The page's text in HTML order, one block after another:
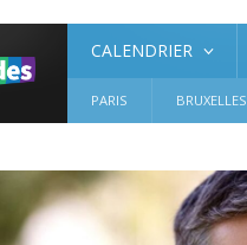
CALENDRIER
PARIS BRUXELLES